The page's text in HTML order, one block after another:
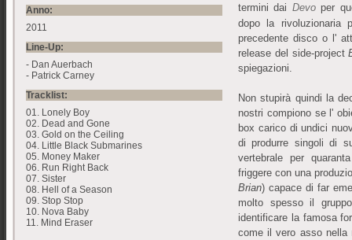
Anno:
2011
Line-Up:
- Dan Auerbach
- Patrick Carney
Tracklist:
01. Lonely Boy
02. Dead and Gone
03. Gold on the Ceiling
04. Little Black Submarines
05. Money Maker
06. Run Right Back
07. Sister
08. Hell of a Season
09. Stop Stop
10. Nova Baby
11. Mind Eraser
termini dai Devoper
dopo la rivoluzionaria
precedente disco o l'
release del side-project
spiegazioni.
Non stupirà quindi la
nostri compiono se l'
box carico di undici
di produrre singoli di
vertebrale per
friggere con una
Brian) capace di far
molto spesso il
identificare la famosa
come il vero asso nella